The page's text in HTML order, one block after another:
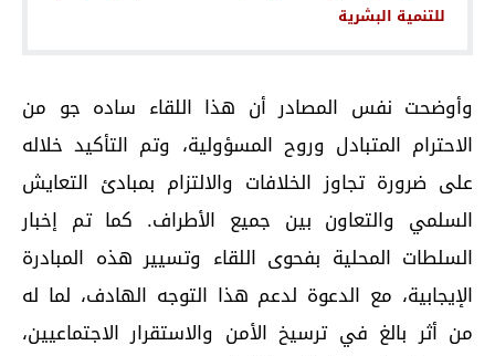
للتنمية البشرية
وأوضحت نفس المصادر أن هذا اللقاء ساده جو من
الاحترام المتبادل وروح المسؤولية، وتم التأكيد خلاله
على ضرورة تجاوز الخلافات والالتزام بمبادئ التعايش
السلمي والتعاون بين جميع الأطراف. كما تم إخبار
السلطات المحلية بفحوى اللقاء وتسيير هذه المبادرة
الإيجابية، مع الدعوة لدعم هذا التوجه الهادف، لما له
من أثر بالغ في ترسيخ الأمن والاستقرار الاجتماعيين،